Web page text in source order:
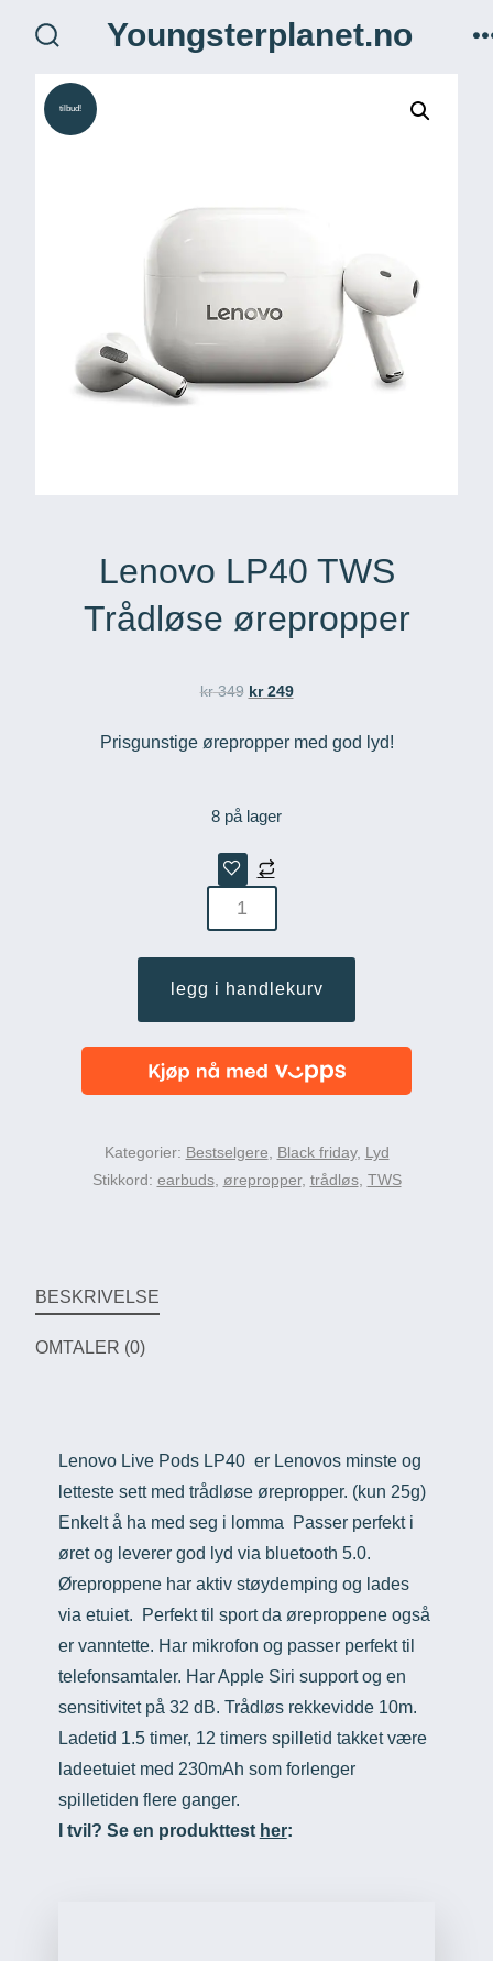
Youngsterplanet.no
tilbud!
Lenovo LP40 TWS
Trådløse ørepropper
kr349 kr249
Prisgunstige ørepropper med god lyd!
8 på lager
antall
legg i handlekurv
Kategorier: Bestselgere Black friday, Lyd
Stikkord: earbuds, ørepropper, trådløs, TWS
BESKRIVELSE
OMTALER (0)
Lenovo Live Pods LP40 er Lenovos minste og
letteste sett med trådløse ørepropper. (kun 25g)
Enkelt å ha med seg i lomma Passer perfekt i
øret og leverer god lyd via bluetooth 5.0.
Øreproppene har aktiv støydemping og lades
via etuiet. Perfekt til sport da øreproppene også
er vanntette. Har mikrofon og passer perfekt til
telefonsamtaler. Har Apple Siri support og en
sensitivitet på 32 dB. Trådløs rekkevidde 10m.
Ladetid 1.5 timer, 12 timers spilletid takket være
ladeetuiet med 230mAh som forlenger
spilletiden flere ganger.
I tvil? Se en produkttest her: